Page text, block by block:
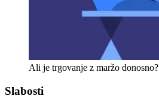
Ali je trgovanje z maržo donosno?
Slabosti